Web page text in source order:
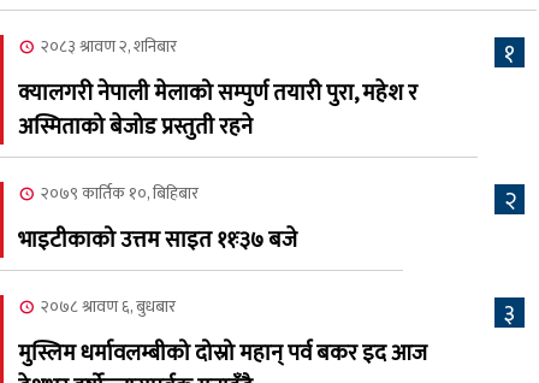
२०८३ श्रावण ६, बुधबार
कामना खबर पत्रिका
७ क्यालगरी नेपाली मेला
२०८३ श्रावण २, शनिबार
१
२०८३ श्रावण २, शनिबार
क्यालगरी नेपाली मेलाको सम्पुर्ण तयारी पुरा, महेश र
अस्मिताको बेजोड प्रस्तुती रहने
२
२०७९ कार्तिक १०, बिहिबार
भाइटीकाको उत्तम साइत ११ः३७ बजे
३
२०७८ श्रावण ६, बुधबार
मुस्लिम धर्मावलम्बीको दोस्रो महान् पर्व बकर इद आज